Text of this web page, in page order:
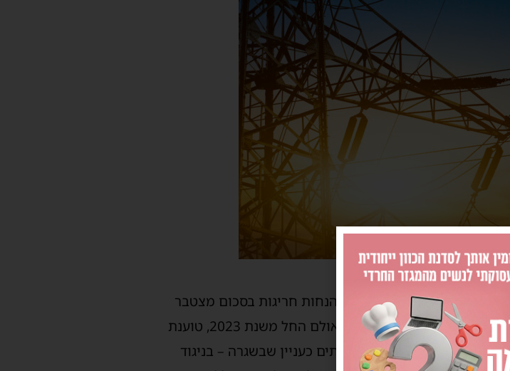
חברת החשמל מציינת כי בתקופת הקורונה, בין השנים 2020–2022, ניתנו לנתבעת הנחות חריגות בסכום מצטבר
של כ־6.7 מיליון שקלים, “לפנים משורת הדין” ומתוך התחשבות בקשיים הכלכליים. אולם החל משנת 2023, טוענת
לשלם סכומים מופחתים כעניין שבשגרה – בניגוד